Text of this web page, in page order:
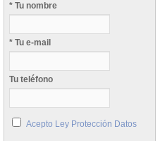
* Tu nombre
* Tu e-mail
Tu teléfono
Acepto Ley Protección Datos